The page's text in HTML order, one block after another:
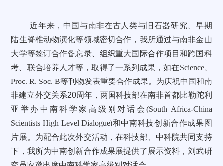
近年来，中国与南非在古人类与旧石器研究、早期
陆生脊椎动物演化等领域密切合作，我所通过与南非金山
大学等签订合作备忘录、组织重大国际合作项目和跨国科
考、联合培养人才等，取得了一系列成果，如在Science、
Proc. R. Soc. B等刊物发表重要合作成果。 为庆祝中国和南
非建立外交关系20周年，两国科技部在南非首都比勒陀利
亚举办中南科学家高级别对话会(South Africa-China
Scientists High Level Dialogue)和中南科技创新合作成果图
片展。为配合此次外交活动，在科技部、中科院共同支持
下，我所为中南创新合作成果展提供了展示资料，刘武研